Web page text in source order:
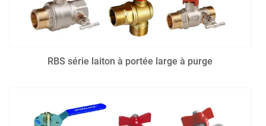
RBS série laiton à portée large à purge